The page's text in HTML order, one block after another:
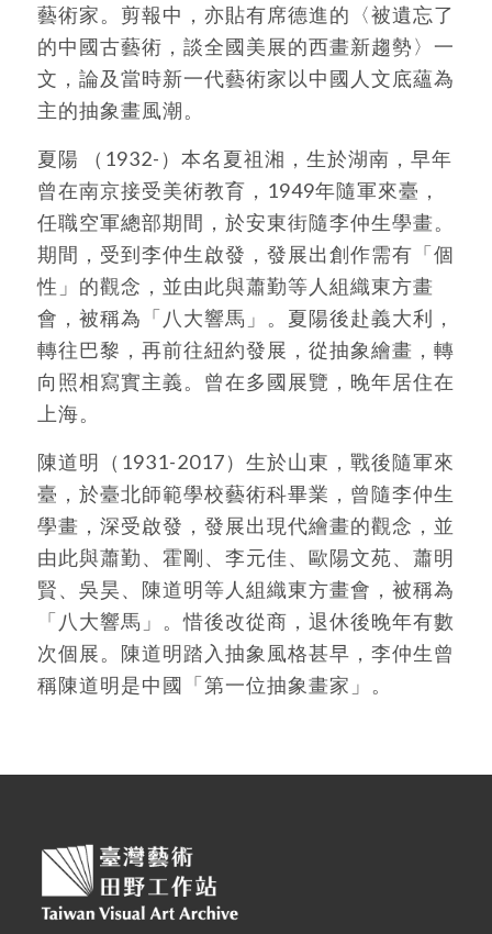
藝術家。剪報中，亦貼有席德進的〈被遺忘了
的中國古藝術，談全國美展的西畫新趨勢〉一
文，論及當時新一代藝術家以中國人文底蘊為
主的抽象畫風潮。
夏陽 （1932-）本名夏祖湘，生於湖南，早年
曾在南京接受美術教育，1949年隨軍來臺，
任職空軍總部期間，於安東街隨李仲生學畫。
期間，受到李仲生啟發，發展出創作需有「個
性」的觀念，並由此與蕭勤等人組織東方畫
會，被稱為「八大響馬」。夏陽後赴義大利，
轉往巴黎，再前往紐約發展，從抽象繪畫，轉
向照相寫實主義。曾在多國展覽，晚年居住在
上海。
陳道明（1931-2017）生於山東，戰後隨軍來
臺，於臺北師範學校藝術科畢業，曾隨李仲生
學畫，深受啟發，發展出現代繪畫的觀念，並
由此與蕭勤、霍剛、李元佳、歐陽文苑、蕭明
賢、吳昊、陳道明等人組織東方畫會，被稱為
「八大響馬」。惜後改從商，退休後晚年有數
次個展。陳道明踏入抽象風格甚早，李仲生曾
稱陳道明是中國「第一位抽象畫家」。